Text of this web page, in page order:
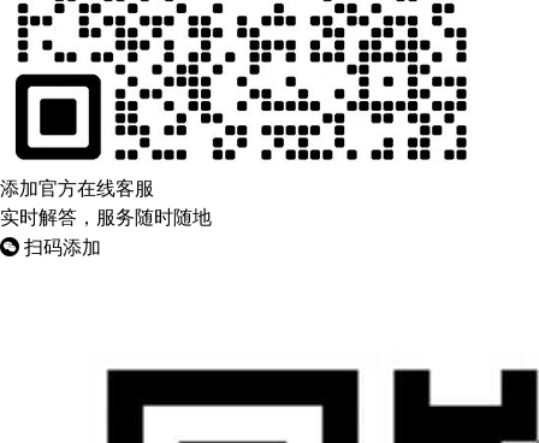
添加官方在线客服
实时解答，服务随时随地
扫码添加